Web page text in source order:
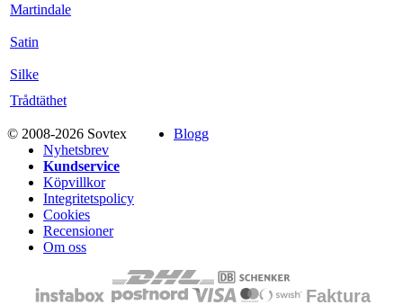
Martindale
Satin
Silke
Trådtäthet
© 2008-2026 Sovtex
Blogg
Nyhetsbrev
Kundservice
Köpvillkor
Integritetspolicy
Cookies
Recensioner
Om oss